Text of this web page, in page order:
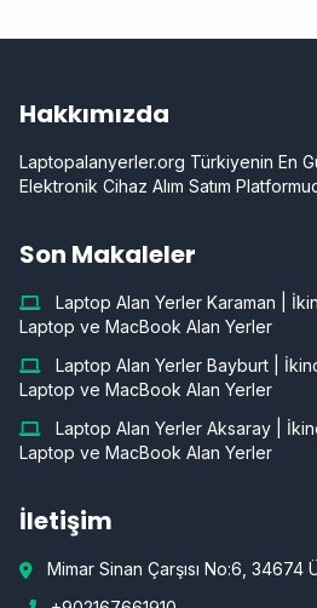
Hakkımızda
Laptopalanyerler.org Türkiyenin En
Elektronik Cihaz Alım Satım
Son Makaleler
Laptop Alan Yerler Karaman |
Laptop ve MacBook Alan Yerler
Laptop Alan Yerler Bayburt |
Laptop ve MacBook Alan Yerler
Laptop Alan Yerler Aksaray |
Laptop ve MacBook Alan Yerler
İletişim
Mimar Sinan Çarşısı No:6, 34674